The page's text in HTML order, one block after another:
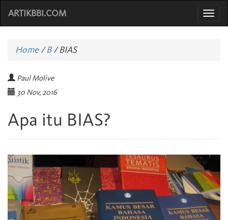
ARTIKBBI.COM
Home/B /BIAS
Paul Molive
30 Nov, 2016
Apa itu BIAS?